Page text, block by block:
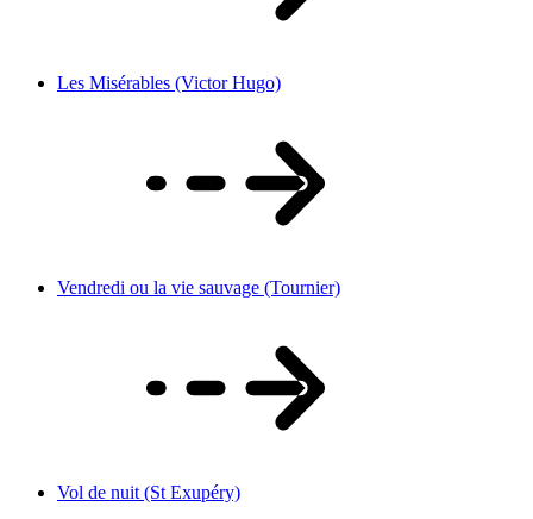
Les Misérables (Victor Hugo)
Vendredi ou la vie sauvage (Tournier)
Vol de nuit (St Exupéry)